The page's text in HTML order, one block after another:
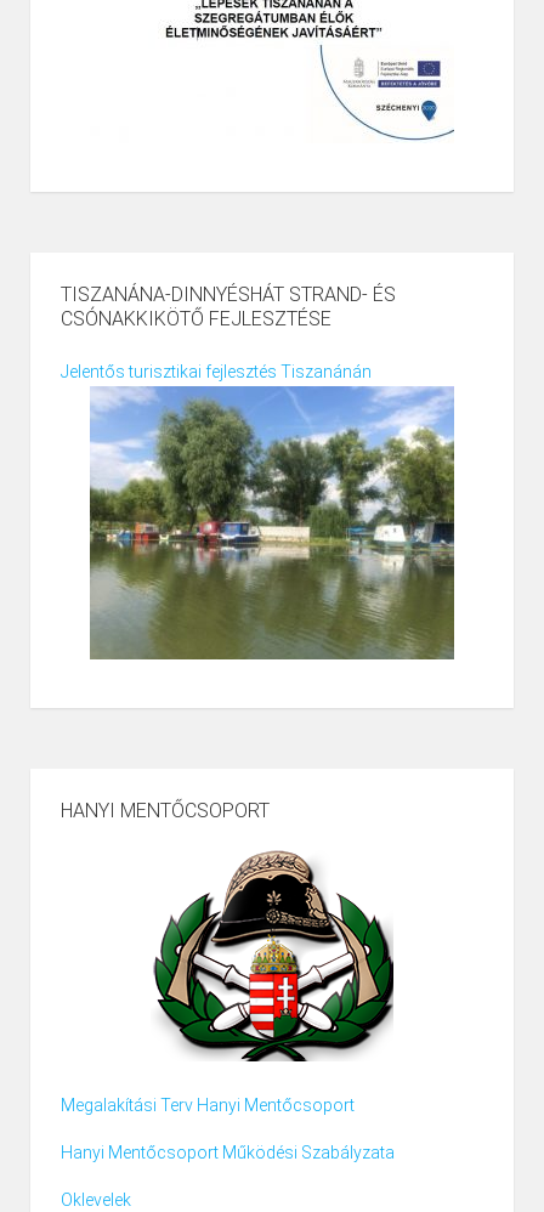
TISZANÁNA-DINNYÉSHÁT STRAND- ÉS
CSÓNAKKIKÖTŐ FEJLESZTÉSE
Jelentős turisztikai fejlesztés Tiszanánán
HANYI MENTŐCSOPORT
Megalakítási Terv Hanyi Mentőcsoport
Hanyi Mentőcsoport Működési Szabályzata
Oklevelek